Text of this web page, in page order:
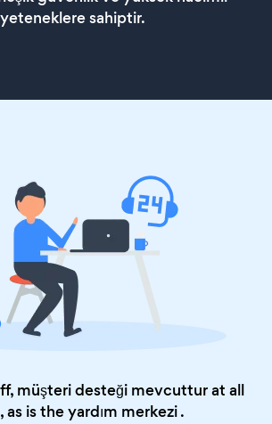
yeteneklere sahiptir.
müşteri desteği mevcuttur at all
as is theyardım merkezi.